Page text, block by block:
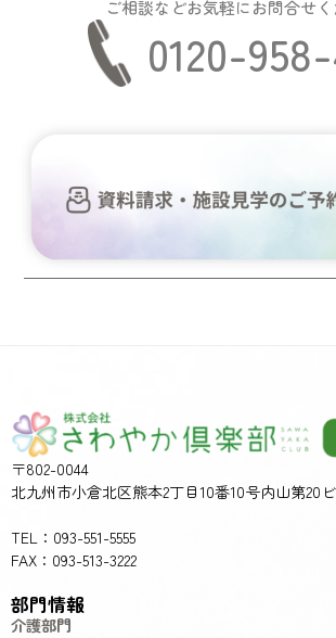
ご相談などお気軽にお問合せ
0120-
〒802-0044
北九州市小倉北区熊本2丁目10番10号内山第20
TEL：093-551-5555
FAX：093-513-3222
部門情報
介護部門